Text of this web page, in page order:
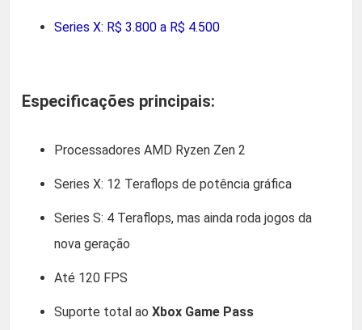
Series X: R$ 3.800 a R$ 4.500
Especificações principais:
Processadores AMD Ryzen Zen 2
Series X: 12 Teraflops de potência gráfica
Series S: 4 Teraflops, mas ainda roda jogos da
nova geração
Até 120 FPS
Suporte total ao Xbox Game Pass